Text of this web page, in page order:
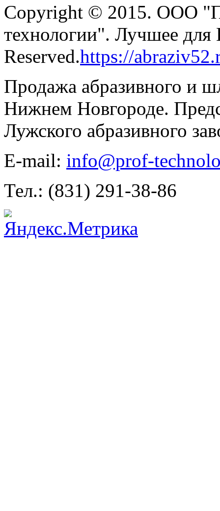
Copyright © 2015. ООО
технологии". Лучшее
Reserved.https://
Продажа абразивного и
Нижнем Новгороде.
Лужского абразивного
E-mail: info@prof-
Тел.: (831) 291-38-86